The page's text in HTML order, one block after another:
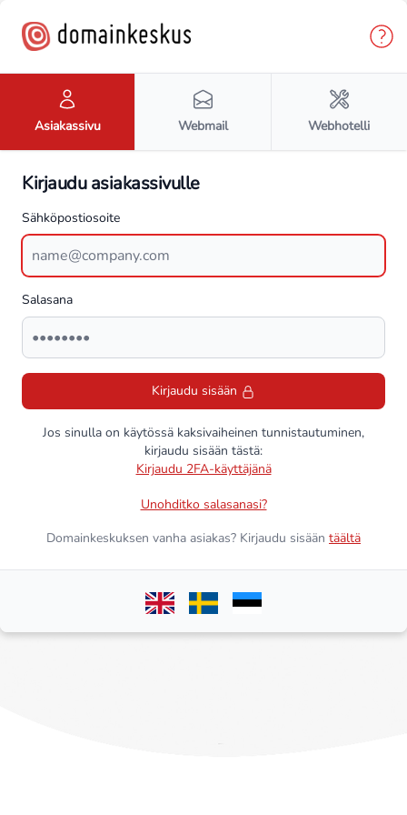
Asiakassivu Webmail Webhotelli
Kirjaudu asiakassivulle
Sähköpostiosoite
Salasana
Kirjaudu sisään
Jos sinulla on käytössä kaksivaiheinen tunnistautuminen,
kirjaudu sisään tästä:
Kirjaudu 2FA-käyttäjänä
Unohditko salasanasi?
Domainkeskuksen vanha asiakas? Kirjaudu sisään täältä